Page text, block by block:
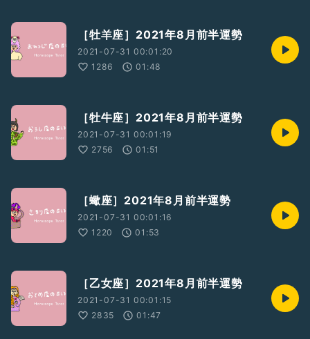
［牡羊座］2021年8月前半運勢
2021-07-31 00:01:20
1286
01:48
［牡牛座］2021年8月前半運勢
2021-07-31 00:01:19
2756
01:51
［蠍座］2021年8月前半運勢
2021-07-31 00:01:16
1220
01:53
［乙女座］2021年8月前半運勢
2021-07-31 00:01:15
2835
01:47